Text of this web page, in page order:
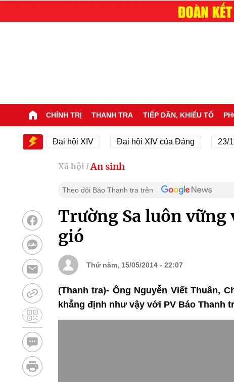
CHÍNH TRỊ THANH TRA TIẾP DÂN, KHIẾU TỐ
Đại hội XIV Đại hội XIV của Đảng 23/11/
Xã hội / An sinh
Theo dõi Báo Thanh tra trên
Trường Sa luôn vững
gió
Thứ năm, 15/05/2014 - 22:07
(Thanh tra)- Ông Nguyễn Viết Thuân,
khẳng định như vậy với PV Báo Thanh